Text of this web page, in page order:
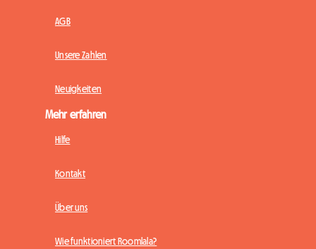
AGB
Unsere Zahlen
Neuigkeiten
Mehr erfahren
Hilfe
Kontakt
Über uns
Wie funktioniert Roomlala?